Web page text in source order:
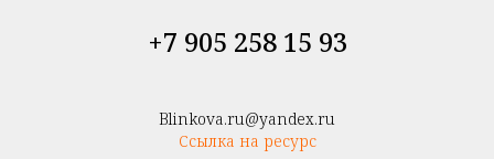
+7 905 258 15 93
Blinkova.ru@yandex.ru
Ссылка на ресурс